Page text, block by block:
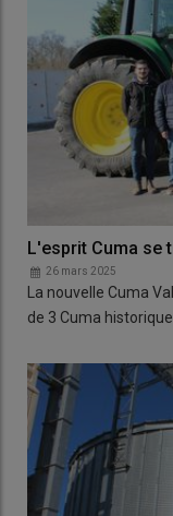
L'esprit Cuma se
26 mars 2025
La nouvelle Cuma
de 3 Cuma